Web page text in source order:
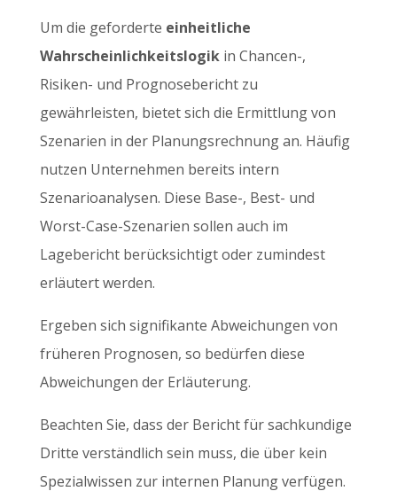
Um die geforderte einheitliche
Wahrscheinlichkeitslogikin Chancen-,
Risiken- und Prognosebericht zu
gewährleisten, bietet sich die Ermittlung von
Szenarien in der Planungsrechnung an. Häufig
nutzen Unternehmen bereits intern
Szenarioanalysen. Diese Base-, Best- und
Worst-Case-Szenarien sollen auch im
Lagebericht berücksichtigt oder zumindest
erläutert werden.
Ergeben sich signifikante Abweichungen von
früheren Prognosen, so bedürfen diese
Abweichungen der Erläuterung.
Beachten Sie, dass der Bericht für sachkundige
Dritte verständlich sein muss, die über kein
Spezialwissen zur internen Planung verfügen.